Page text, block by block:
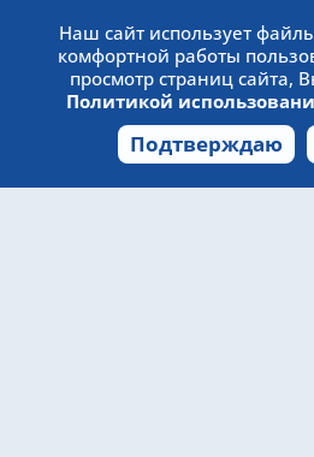
П.с. и да, уже
как ненавидят судьи
соперника Челси-
уничтожают Челси-
Показательна
Наш сайт использует
комфортной работы
просмотр страниц сайта,
Политикой
Подтверждаю